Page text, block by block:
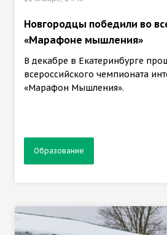
Новгородцы победили во
«Марафоне мышления»
В декабре в Екатеринбурге
всероссийского чемпионата
«Марафон Мышления».
Образование